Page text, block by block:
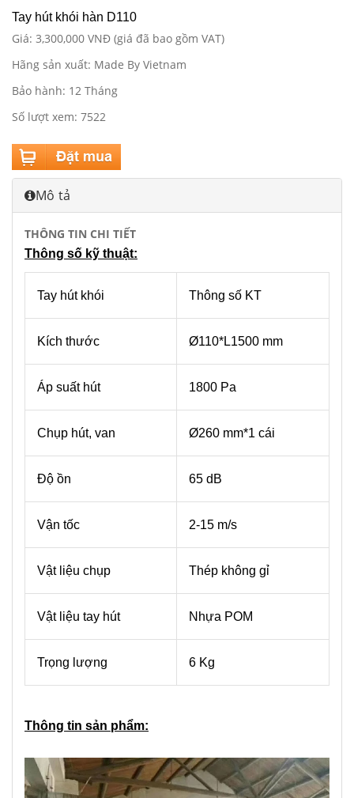
Tay hút khói hàn D110
Giá: 3,300,000 VNĐ (giá đã bao gồm VAT)
Hãng sản xuất: Made By Vietnam
Bảo hành: 12 Tháng
Số lượt xem: 7522
Mô tả
THÔNG TIN CHI TIẾT
Thông số kỹ thuật:
Tay hút khói Thông số KT
Kích thước Ø110*L1500 mm
Áp suất hút 1800 Pa
Chụp hút, van Ø260 mm*1 cái
Độ ồn 65 dB
Vận tốc 2-15 m/s
Vật liệu chụp Thép không gỉ
Vật liệu tay hút Nhựa POM
Trọng lượng 6 Kg
Thông tin sản phẩm: